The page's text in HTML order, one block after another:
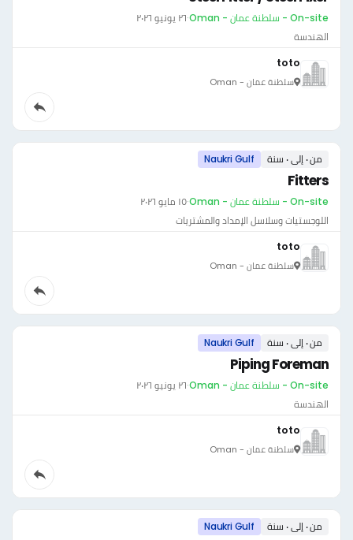
On-site - سلطنة عمان - Oman ·٢٦ يونيو ٢٠٢٦
الهندسة
toto
سلطنة عمان - Oman
من ٠ إلى ٠ سنة Naukri Gulf
Fitters
On-site - سلطنة عمان - Oman ·١٥ مايو ٢٠٢٦
اللوجستيات وسلاسل الإمداد والمشتريات
toto
سلطنة عمان - Oman
من ٠ إلى ٠ سنة Naukri Gulf
Piping Foreman
On-site - سلطنة عمان - Oman ·٢٦ يونيو ٢٠٢٦
الهندسة
toto
سلطنة عمان - Oman
من ٠ إلى ٠ سنة Naukri Gulf